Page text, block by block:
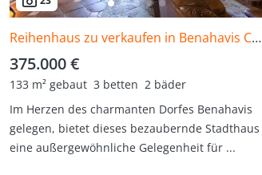
Reihenhaus zu verkaufen in Benahavis Centro
375.000 €
133 m² gebaut 3 betten 2 bäder
Im Herzen des charmanten Dorfes Benahavis
gelegen, bietet dieses bezaubernde Stadthaus
eine außergewöhnliche Gelegenheit für ...